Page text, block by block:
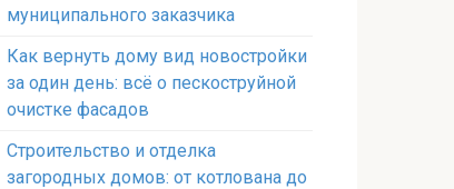
муниципального заказчика
Как вернуть дому вид новостройки
за один день: всё о пескоструйной
очистке фасадов
Строительство и отделка
загородных домов: от котлована до